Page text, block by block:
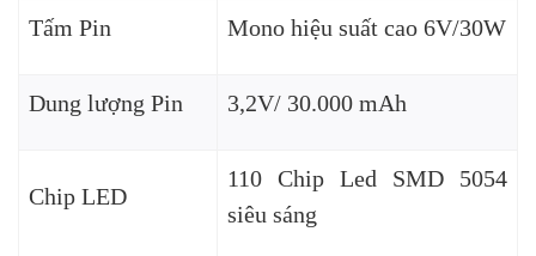
Tấm Pin Mono hiệu suất cao 6V/30W
Dung lượng Pin 3,2V/ 30.000 mAh
Chip LED
110 Chip Led SMD 5054
siêu sáng